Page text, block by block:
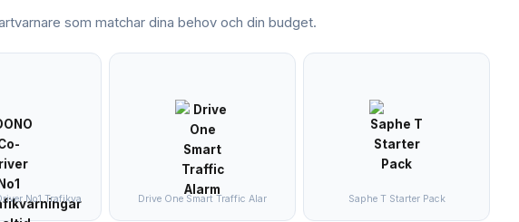
som matchar dina behov och din budget.
No1 Trafikva Drive One Smart Traffic Alar Saphe T Starter Pack